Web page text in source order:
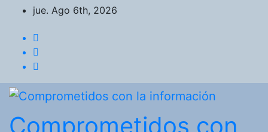
Saltar
contenido
jue. Ago 6th, 2026
Comprometidos con